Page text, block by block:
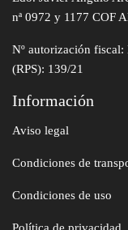
nª 0972 y 1177 COF
Nº autorización
(RPS): 139/21
Información
Aviso legal
Condiciones de
Condiciones de uso